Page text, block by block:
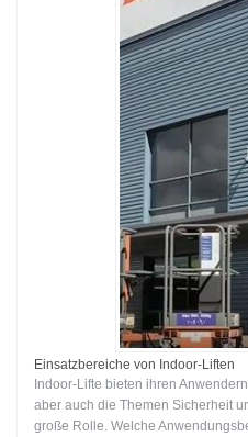
Einsatzbereiche von Indoor-Liften
Indoor-Lifte bieten ihren
aber auch die Themen Sicherheit
große Rolle. Welche